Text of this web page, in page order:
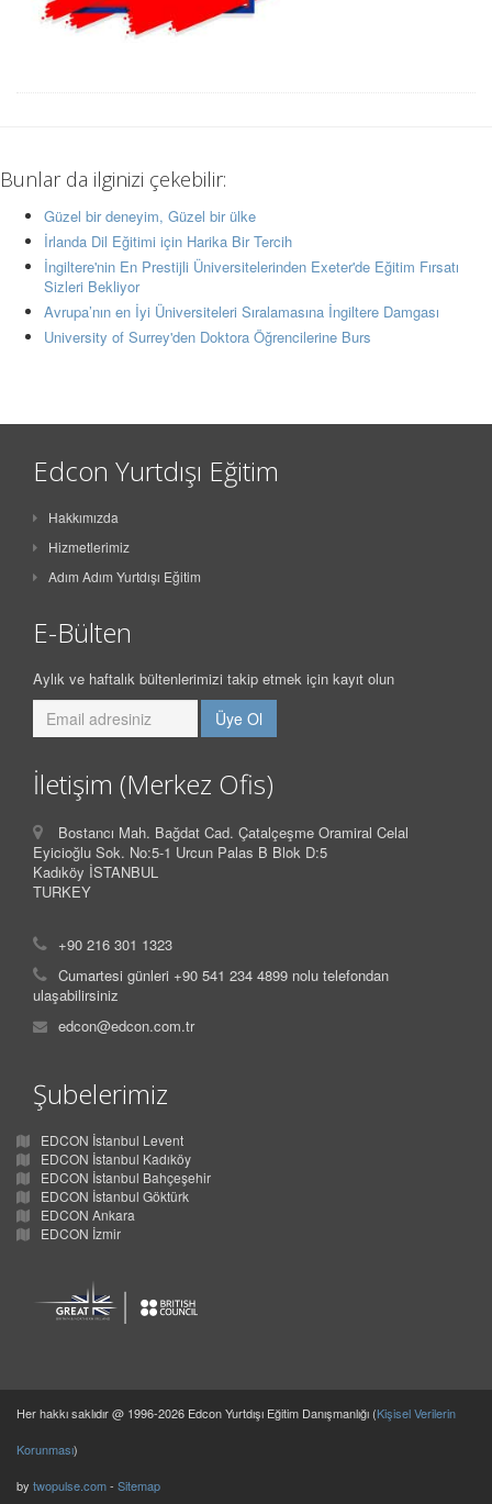
Bunlar da ilginizi çekebilir:
Güzel bir deneyim, Güzel bir ülke
İrlanda Dil Eğitimi için Harika Bir Tercih
İngiltere'nin En Prestijli Üniversitelerinden Exeter'de Eğitim Fırsatı
Sizleri Bekliyor
Avrupa’nın en İyi Üniversiteleri Sıralamasına İngiltere Damgası
University of Surrey'den Doktora Öğrencilerine Burs
Edcon Yurtdışı Eğitim
Hakkımızda
Hizmetlerimiz
Adım Adım Yurtdışı Eğitim
E-Bülten
Aylık ve haftalık bültenlerimizi takip etmek için kayıt olun
İletişim (Merkez Ofis)
Bostancı Mah. Bağdat Cad. Çatalçeşme Oramiral Celal
Eyicioğlu Sok. No:5-1 Urcun Palas B Blok D:5
Kadıköy İSTANBUL
TURKEY
+90 216 301 1323
Cumartesi günleri +90 541 234 4899 nolu telefondan
ulaşabilirsiniz
edcon@edcon.com.tr
Şubelerimiz
EDCON İstanbul Levent
EDCON İstanbul Kadıköy
EDCON İstanbul Bahçeşehir
EDCON İstanbul Göktürk
EDCON Ankara
EDCON İzmir
Her hakkı saklıdır @ 1996-2026 Edcon Yurtdışı Eğitim Danışmanlığı (Kişisel Verilerin
Korunması)
by twopulse.com- Sitemap